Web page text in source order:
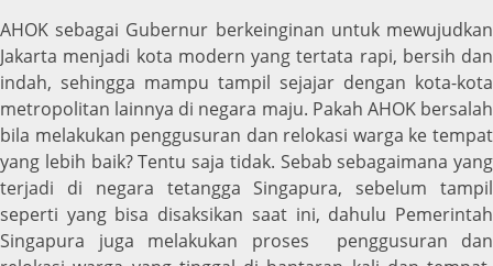
AHOK sebagai Gubernur berkeinginan untuk mewujudkan
Jakarta menjadi kota modern yang tertata rapi, bersih dan
indah, sehingga mampu tampil sejajar dengan kota-kota
metropolitan lainnya di negara maju. Pakah AHOK bersalah
bila melakukan penggusuran dan relokasi warga ke tempat
yang lebih baik? Tentu saja tidak. Sebab sebagaimana yang
terjadi di negara tetangga Singapura, sebelum tampil
seperti yang bisa disaksikan saat ini, dahulu Pemerintah
Singapura juga melakukan proses penggusuran dan